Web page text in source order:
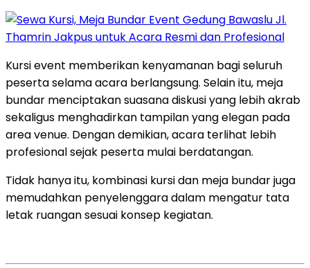
Kursi event memberikan kenyamanan bagi seluruh
peserta selama acara berlangsung. Selain itu, meja
bundar menciptakan suasana diskusi yang lebih akrab
sekaligus menghadirkan tampilan yang elegan pada
area venue. Dengan demikian, acara terlihat lebih
profesional sejak peserta mulai berdatangan.
Tidak hanya itu, kombinasi kursi dan meja bundar juga
memudahkan penyelenggara dalam mengatur tata
letak ruangan sesuai konsep kegiatan.